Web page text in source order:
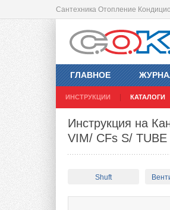
Сантехника Отопление
ГЛАВНОЕ
ИНСТРУКЦИИ КАТАЛОГИ
Инструкция на
VIM/ CFs S/
Shuft